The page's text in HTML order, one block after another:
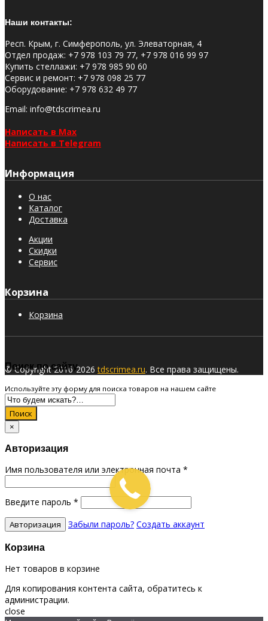
Наши контакты:
Респ. Крым, г. Симферополь, ул. Элеваторная, 4
Отдел продаж: +7 978 103 79 77, +7 978 016 99 97
Купить стеллажи: +7 978 985 90 60
Сервис и ремонт: +7 978 098 25 77
Оборудование: +7 978 632 49 77
Email: info@tdscrimea.ru
Написать в Max
Написать в Telegram
Информация
О нас
Каталог
Доставка
Акции
Скидки
Сервис
Корзина
Корзина
© Copyright 2016-2026tdscrimea.ru. Все права защищены.
Поиск по сайту
Используйте эту форму для поиска товаров на нашем сайте
Поиск
×
Авторизация
Имя пользователя или электронная почта *
Введите пароль *
Забыли пароль? Создать аккаунт
Корзина
Нет товаров в корзине
Для копирования контента сайта, обратитесь к
администрации.
close